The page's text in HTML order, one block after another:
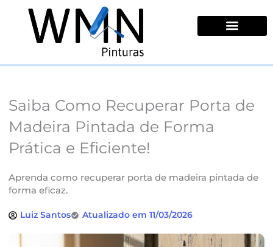
conteúdo
Saiba Como Recuperar Porta de
Madeira Pintada de Forma
Prática e Eficiente!
Aprenda como recuperar porta de madeira pintada de
forma eficaz.
Luiz Santos Atualizado em 11/03/2026